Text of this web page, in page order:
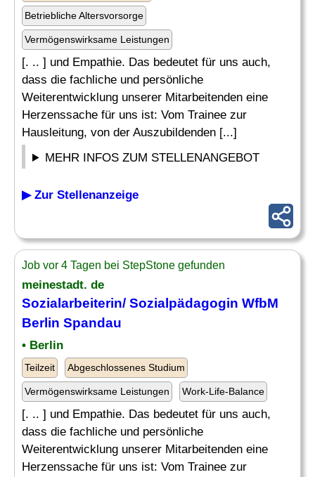
Betriebliche Altersvorsorge
Vermögenswirksame Leistungen
[. .. ] und Empathie. Das bedeutet für uns auch,
dass die fachliche und persönliche
Weiterentwicklung unserer Mitarbeitenden eine
Herzenssache für uns ist: Vom Trainee zur
Hausleitung, von der Auszubildenden [...]
MEHR INFOS ZUM STELLENANGEBOT
▶ Zur Stellenanzeige
Job vor 4 Tagen bei StepStone gefunden
meinestadt. de
Sozialarbeiterin/ Sozialpädagogin WfbM
Berlin Spandau
• Berlin
Teilzeit Abgeschlossenes Studium
Vermögenswirksame Leistungen Work-Life-Balance
[. .. ] und Empathie. Das bedeutet für uns auch,
dass die fachliche und persönliche
Weiterentwicklung unserer Mitarbeitenden eine
Herzenssache für uns ist: Vom Trainee zur